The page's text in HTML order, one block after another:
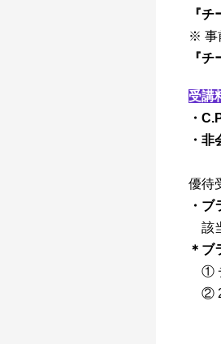
『
※ 事
『
受講
・
・
優待
・
該
＊ブ
①
②